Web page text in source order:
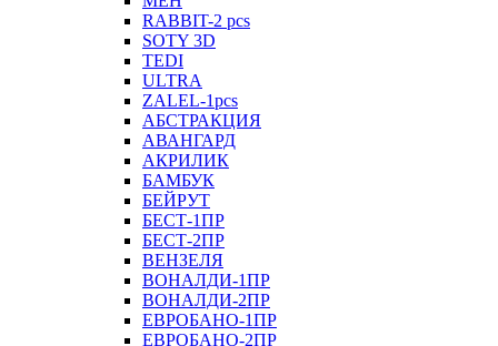
RABBIT-2 pcs
SOTY 3D
TEDI
ULTRA
ZALEL-1pcs
АБСТРАКЦИЯ
АВАНГАРД
АКРИЛИК
БАМБУК
БЕЙРУТ
БЕСТ-1ПР
БЕСТ-2ПР
ВЕНЗЕЛЯ
ВОНАЛДИ-1ПР
ВОНАЛДИ-2ПР
ЕВРОБАНО-1ПР
ЕВРОБАНО-2ПР